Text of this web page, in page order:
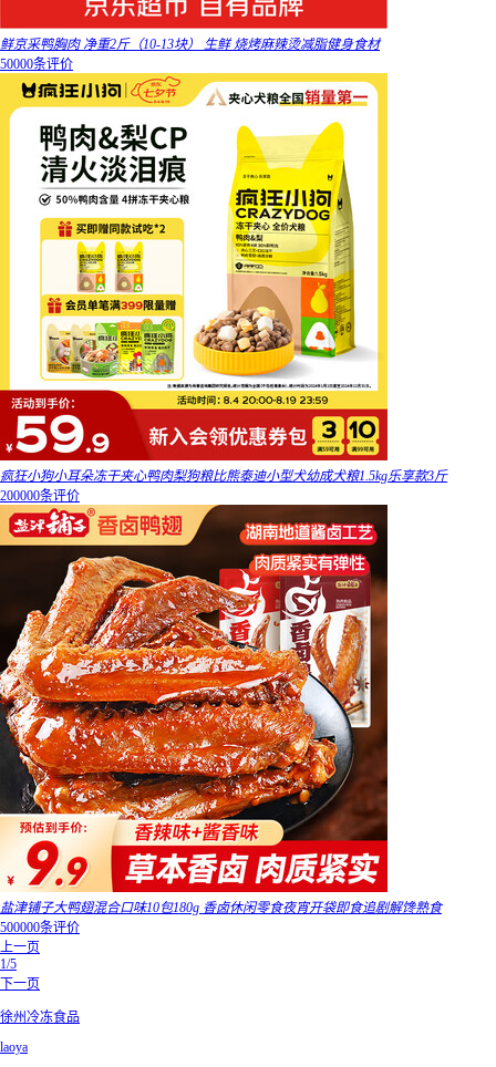
鲜京采鸭胸肉 净重2斤（10-13块） 生鲜 烧烤麻辣烫减脂健身食材
50000条评价
疯狂小狗小耳朵冻干夹心鸭肉梨狗粮比熊泰迪小型犬幼成犬粮1.5kg乐享款3斤
200000条评价
盐津铺子大鸭翅混合口味10包180g 香卤休闲零食夜宵开袋即食追剧解馋熟食
500000条评价
上一页
1/5
下一页
徐州冷冻食品
laoya